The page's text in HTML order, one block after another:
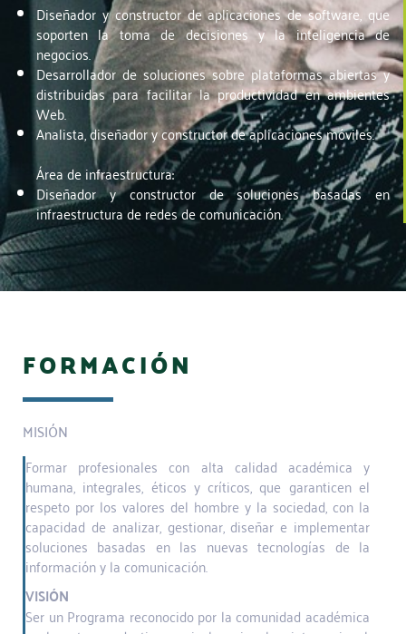
Diseñador y constructor de aplicaciones de software, que
soporten la toma de decisiones y la inteligencia de
negocios.
Desarrollador de soluciones sobre plataformas abiertas y
distribuidas para facilitar la productividad en ambientes
Web.
Analista, diseñador y constructor de aplicaciones móviles.
Área de infraestructura:
Diseñador y constructor de soluciones basadas en
infraestructura de redes de comunicación.
FORMACIÓN
MISIÓN
Formar profesionales con alta calidad académica y
humana, integrales, éticos y críticos, que garanticen el
respeto por los valores del hombre y la sociedad, con la
capacidad de analizar, gestionar, diseñar e implementar
soluciones basadas en las nuevas tecnologías de la
información y la comunicación.
VISIÓN
Ser un Programa reconocido por la comunidad académica